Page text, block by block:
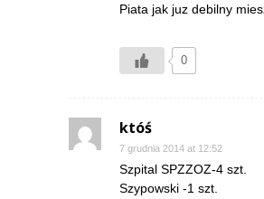
Piata jak juz debilny
0
któś
7 grudnia 2014 at 12:52
Szpital SPZZOZ-4 szt.
Szypowski -1 szt.